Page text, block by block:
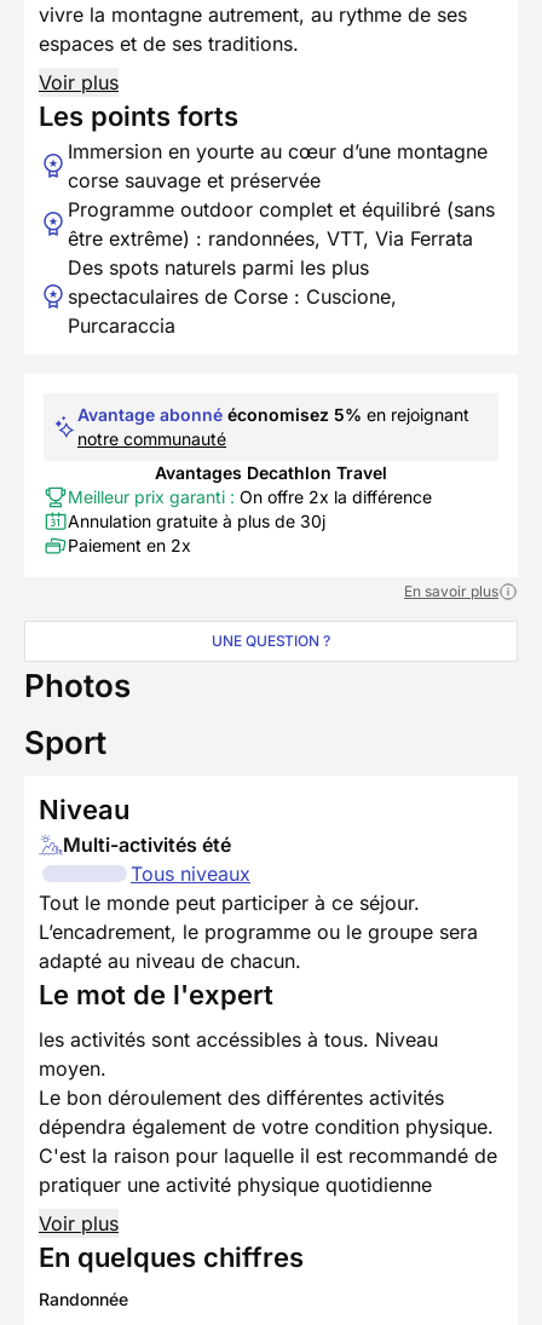
vivre la montagne autrement, au rythme de ses
espaces et de ses traditions.
Voir plus
Les points forts
Immersion en yourte au cœur d’une montagne
corse sauvage et préservée
Programme outdoor complet et équilibré (sans
être extrême) : randonnées, VTT, Via Ferrata
Des spots naturels parmi les plus
spectaculaires de Corse : Cuscione,
Purcaraccia
Avantage abonné économisez 5% en rejoignant
notre communauté
Avantages Decathlon Travel
Meilleur prix garanti : On offre 2x la différence
Annulation gratuite à plus de 30j
Paiement en 2x
En savoir plus
UNE QUESTION ?
Photos
Sport
Niveau
Multi-activités été
Tous niveaux
Tout le monde peut participer à ce séjour.
L’encadrement, le programme ou le groupe sera
adapté au niveau de chacun.
Le mot de l'expert
les activités sont accéssibles à tous. Niveau
moyen.
Le bon déroulement des différentes activités
dépendra également de votre condition physique.
C'est la raison pour laquelle il est recommandé de
pratiquer une activité physique quotidienne
Voir plus
En quelques chiffres
Randonnée